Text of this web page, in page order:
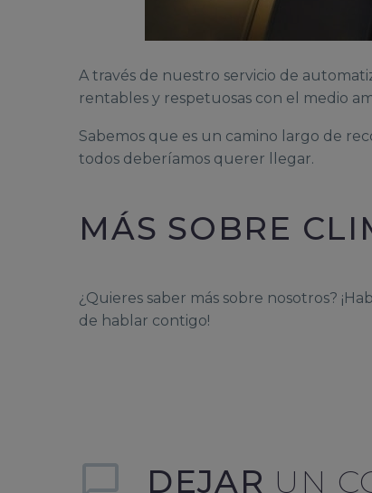
A través de nuestro servicio de
rentables y respetuosas con el medio
Sabemos que es un camino largo de
todos deberíamos querer llegar.
MÁS SOBRE
¿Quieres saber más sobre nosotros?
de hablar contigo!
DEJAR UN